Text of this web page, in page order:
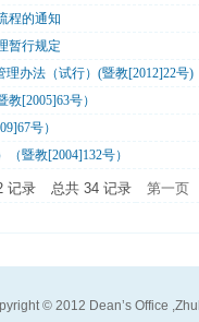
程的通知
暂行规定
办法（试行）(暨教[2012]22号)
[2005]63号）
号）
暨教[2004]132号）
记录 总共 34 记录 第一页
© 2012 Dean’s Office